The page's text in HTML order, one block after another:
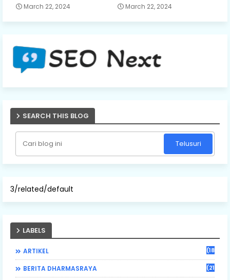
March 22, 2024 March 22, 2024
SEARCH THIS BLOG
3/related/default
LABELS
ARTIKEL (184)
BERITA DHARMASRAYA (21)